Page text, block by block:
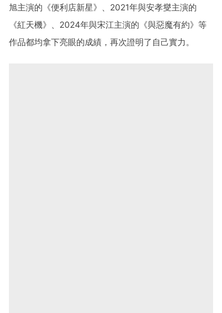
旭主演的《便利店新星》、2021年與安孝燮主演的
《紅天機》、2024年與宋江主演的《與惡魔有約》等
作品都均拿下亮眼的成績，再次證明了自己實力。